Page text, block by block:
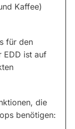
Kaffee)
für den
EDD ist auf
die
benötigen: